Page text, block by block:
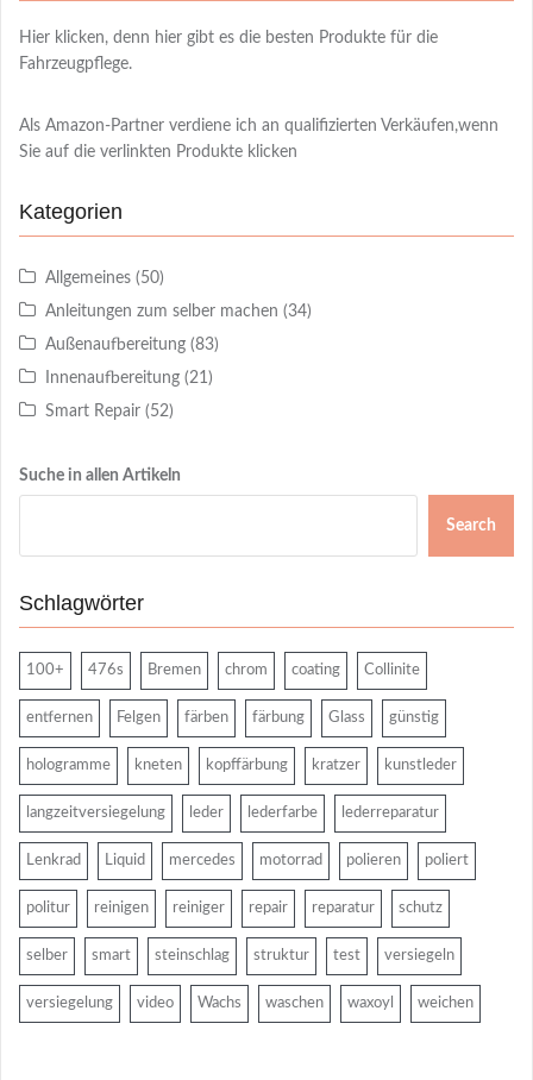
Hier klicken, denn hier gibt es die besten Produkte für die
Fahrzeugpflege.
Als Amazon-Partner verdiene ich an qualifizierten Verkäufen,wenn
Sie auf die verlinkten Produkte klicken
Kategorien
Allgemeines (50)
Anleitungen zum selber machen (34)
Außenaufbereitung (83)
Innenaufbereitung (21)
Smart Repair (52)
Suche in allen Artikeln
Search
Schlagwörter
100+ 476s Bremen chrom coating Collinite
entfernen Felgen färben färbung Glass günstig
hologramme kneten kopffärbung kratzer kunstleder
langzeitversiegelung leder lederfarbe lederreparatur
Lenkrad Liquid mercedes motorrad polieren poliert
politur reinigen reiniger repair reparatur schutz
selber smart steinschlag struktur test versiegeln
versiegelung video Wachs waschen waxoyl weichen